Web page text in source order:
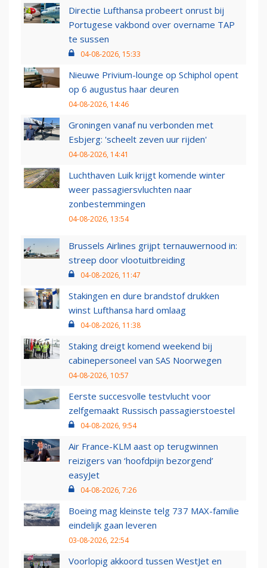
Directie Lufthansa probeert onrust bij
Portugese vakbond over overname TAP
te sussen
04-08-2026, 15:33
Nieuwe Privium-lounge op Schiphol opent
op 6 augustus haar deuren
04-08-2026, 14:46
Groningen vanaf nu verbonden met
Esbjerg: 'scheelt zeven uur rijden'
04-08-2026, 14:41
Luchthaven Luik krijgt komende winter
weer passagiersvluchten naar
zonbestemmingen
04-08-2026, 13:54
Brussels Airlines grijpt ternauwernood in:
streep door vlootuitbreiding
04-08-2026, 11:47
Stakingen en dure brandstof drukken
winst Lufthansa hard omlaag
04-08-2026, 11:38
Staking dreigt komend weekend bij
cabinepersoneel van SAS Noorwegen
04-08-2026, 10:57
Eerste succesvolle testvlucht voor
zelfgemaakt Russisch passagierstoestel
04-08-2026, 9:54
Air France-KLM aast op terugwinnen
reizigers van ‘hoofdpijn bezorgend’
easyJet
04-08-2026, 7:26
Boeing mag kleinste telg 737 MAX-familie
eindelijk gaan leveren
03-08-2026, 22:54
Voorlopig akkoord tussen WestJet en